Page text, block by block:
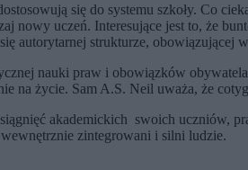
się do systemu szkoły. Co
nowy uczeń. Interesujące jest to, że
autorytarnej strukturze, obowiązującej
nauki praw i obowiązków
na życie. Sam A.S. Neil uważa, że
akademickich swoich uczniów,
zintegrowani i silni ludzie.